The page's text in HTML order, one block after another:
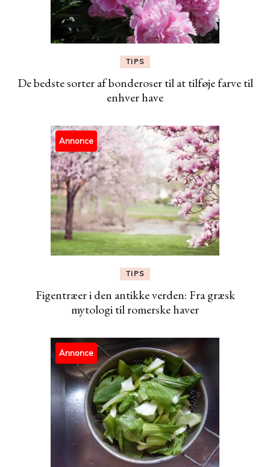
TIPS
De bedste sorter af bonderoser til at tilføje farve til
enhver have
Annonce
TIPS
Figentræer i den antikke verden: Fra græsk
mytologi til romerske haver
Annonce